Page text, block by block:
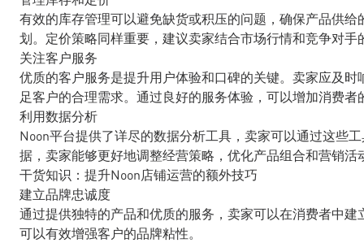
有效的库存管理可以避免缺货或积压的问题，确保产品供
划。定价策略同样重要，建议卖家结合市场行情和竞争对
关注客户服务
优质的客户服务是提升用户体验和口碑的关键。卖家应及
足客户的合理需求。通过良好的服务体验，可以增加消费者
利用数据分析
Noon平台提供了详尽的数据分析工具，卖家可以通过这些
据，卖家能够更好地调整经营策略，优化产品组合和营销活
干货知识：提升Noon店铺运营的额外技巧
建立品牌忠诚度
通过提供独特的产品和优质的服务，卖家可以在消费者中
可以有效增强客户的品牌粘性。